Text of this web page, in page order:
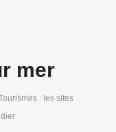
mer
: les sites